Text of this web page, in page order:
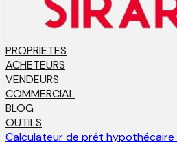
PROPRIETES
ACHETEURS
VENDEURS
COMMERCIAL
BLOG
OUTILS
Calculateur de prêt hypothécaire